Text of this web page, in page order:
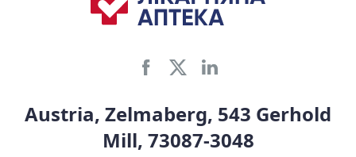
Austria, Zelmaberg, 543 Gerhold
Mill, 73087-3048